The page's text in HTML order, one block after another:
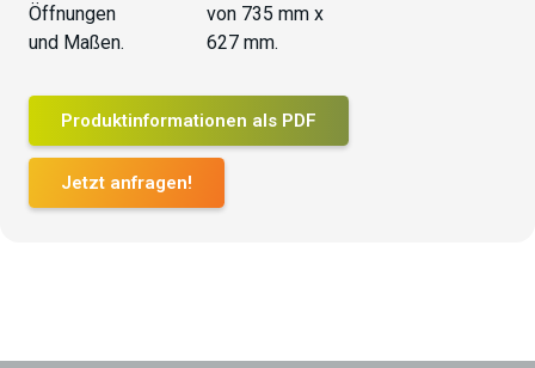
Produktinformationen als PDF
Jetzt anfragen!